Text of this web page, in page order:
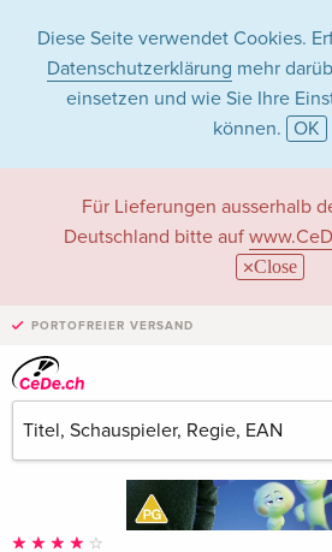
Diese Seite verwendet Cookies.
Datenschutzerklärung mehr
einsetzen und wie Sie Ihre
können. OK
Für Lieferungen ausserhalb
Deutschland bitte auf
Close
PORTOFREIER VERSAND